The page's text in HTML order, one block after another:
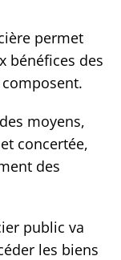
permet
bénéfices des
moyens,
concertée,
des
public va
les biens